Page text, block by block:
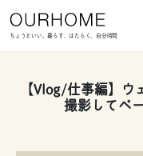
ちょうどいい。暮らす、はたらく、自分時間
【Vlog/仕事編】
撮影してペ